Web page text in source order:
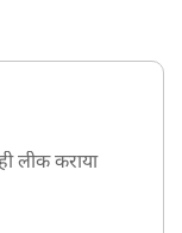
लीक कराया